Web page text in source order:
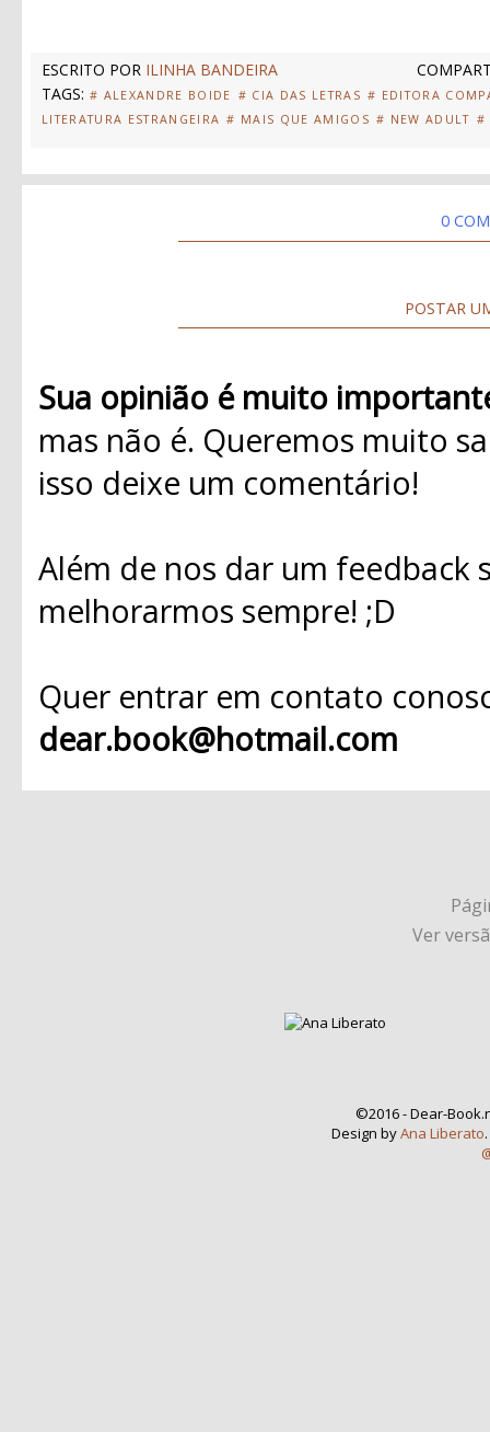
ESCRITO POR ILINHA BANDEIRA
TAGS: # ALEXANDRE BOIDE # CIA DAS LETRAS # EDITORA
LITERATURA ESTRANGEIRA # MAIS QUE AMIGOS # NEW ADULT #
0
POSTAR
Sua opinião é muito
mas não é. Queremos muito
isso deixe um comentário!
Além de nos dar um
melhorarmos sempre! ;D
Quer entrar em contato
dear.book@hotmail.com
Ver
©2016 - Dear-
Design byAna Liberato